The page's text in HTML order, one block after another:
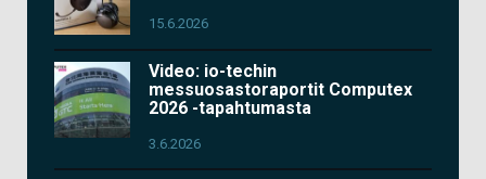
15.6.2026
Video: io-techin
messuosastoraportit Computex
2026 -tapahtumasta
3.6.2026